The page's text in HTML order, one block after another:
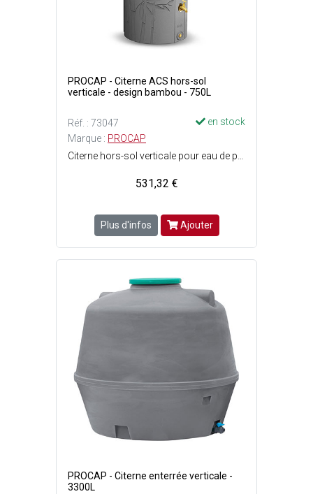
PROCAP - Citerne ACS hors-sol
verticale - design bambou - 750L
Réf. : 73047
en stock
Marque : PROCAP
531,32 €
Plus d'infos Ajouter
PROCAP - Citerne enterrée verticale -
3300L